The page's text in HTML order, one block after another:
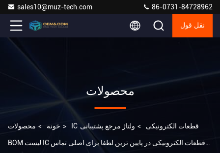
sales10@muz-tech.com 86-0731-84728962
نقل قول
محصولات
خونه > محصولات > IC قطعات الکترونیکی > ولتاژ مرجع پشتیبانی
BOM لیست IC قطعات الکترونیکی در پایین ترین لطفا برای اصلی تماس